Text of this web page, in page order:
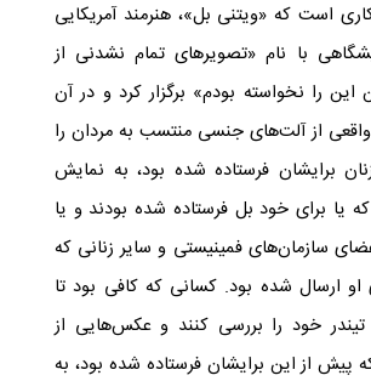
است که «ویتنی بل»، هنرمند آمریکایی
با نام «تصویرهای تمام نشدنی از
را نخواسته بودم» برگزار کرد و در آن
عکس واقعی از آلت‌های جنسی منتسب به مردان را
برایشان فرستاده شده بود، به نمایش
یا برای خود بل فرستاده شده بودند و یا
سازمان‌های فمینیستی و سایر زنانی که
ارسال شده بود. کسانی که کافی بود تا
خود را بررسی کنند و عکس‌هایی از
از این برایشان فرستاده شده بود، به